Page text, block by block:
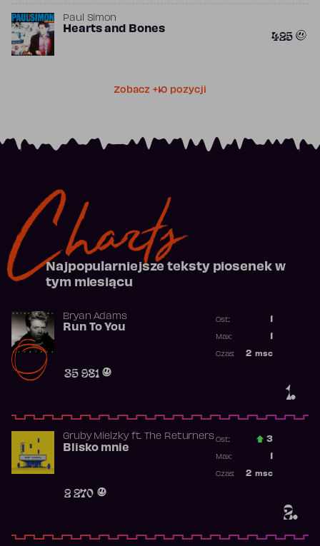
Paul Simon
Hearts and Bones 425
Zobacz +10 pozycji
Charts
Najpopularniejsze teksty piosenek w
tym miesiącu
1.
Bryan Adams
Run To You
35 981
Ost.:
Max:
2 msc
Czas:
2.
Gruby Mielzkyft. The Returners
Blisko mnie
2 270
Ost.: 3
Max:
2 msc
Czas: